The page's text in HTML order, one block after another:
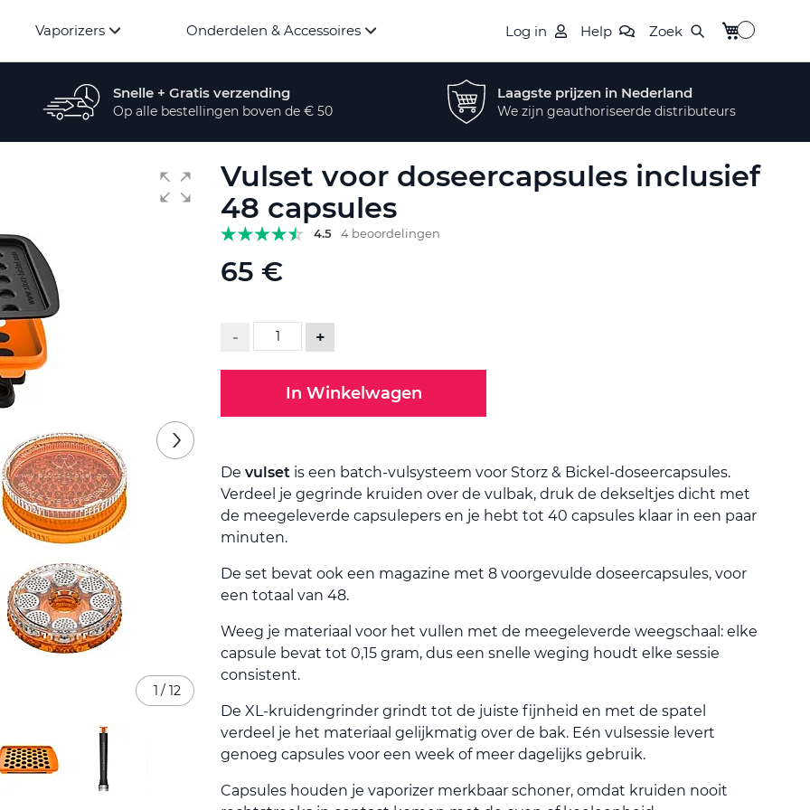
Vaporizers Onderdelen & Accessoires Log in Help Zoek Winkelwagen
Snelle + Gratis verzending
Op alle bestellingen boven de € 50
Laagste prijzen in Nederland
We zijn geauthoriseerde distributeurs
Vulset voor doseercapsules inclusief
48 capsules
4.5 4 beoordelingen
65 €
- +
In Winkelwagen
De vulset is een batch-vulsysteem voor Storz & Bickel-doseercapsules.
Verdeel je gegrinde kruiden over de vulbak, druk de dekseltjes dicht met
de meegeleverde capsulepers en je hebt tot 40 capsules klaar in een paar
minuten.
De set bevat ook een magazine met 8 voorgevulde doseercapsules, voor
een totaal van 48.
Weeg je materiaal voor het vullen met de meegeleverde weegschaal: elke
capsule bevat tot 0,15 gram, dus een snelle weging houdt elke sessie
consistent.
De XL-kruidengrinder grindt tot de juiste fijnheid en met de spatel
verdeel je het materiaal gelijkmatig over de bak. Eén vulsessie levert
genoeg capsules voor een week of meer dagelijks gebruik.
Capsules houden je vaporizer merkbaar schoner, omdat kruiden nooit
1 / 12